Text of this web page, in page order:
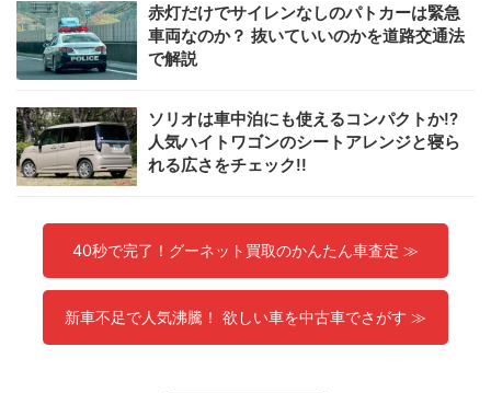
赤灯だけでサイレンなしのパトカーは緊急
車両なのか？ 抜いていいのかを道路交通法
で解説
ソリオは車中泊にも使えるコンパクトか!?
人気ハイトワゴンのシートアレンジと寝ら
れる広さをチェック!!
40秒で完了！グーネット買取のかんたん車査定 ≫
新車不足で人気沸騰！ 欲しい車を中古車でさがす ≫